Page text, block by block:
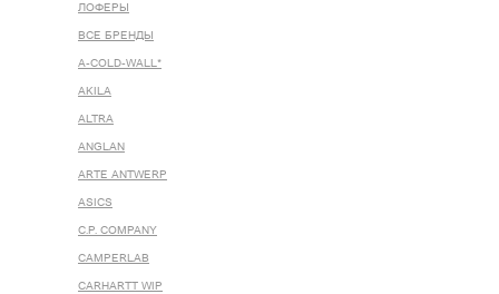
ЛОФЕРЫ
ВСЕ БРЕНДЫ
A-COLD-WALL*
AKILA
ALTRA
ANGLAN
ARTE ANTWERP
ASICS
C.P. COMPANY
CAMPERLAB
CARHARTT WIP